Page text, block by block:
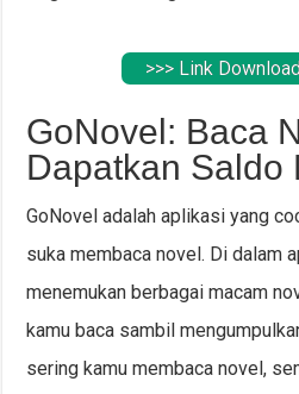
>>> Link
GoNovel: Baca
Dapatkan Saldo
GoNovel adalah aplikasi yang
suka membaca novel. Di dalam
menemukan berbagai macam
kamu baca sambil
sering kamu membaca novel,